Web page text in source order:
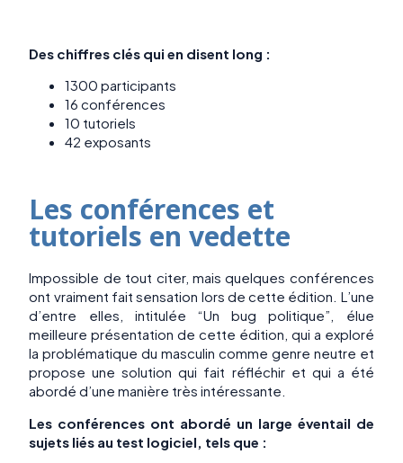
Des chiffres clés qui en disent long :
1300 participants
16 conférences
10 tutoriels
42 exposants
Les conférences et
tutoriels en vedette
Impossible de tout citer, mais quelques conférences
ont vraiment fait sensation lors de cette édition. L’une
d’entre elles, intitulée “Un bug politique”, élue
meilleure présentation de cette édition, qui a exploré
la problématique du masculin comme genre neutre et
propose une solution qui fait réfléchir et qui a été
abordé d’une manière très intéressante.
Les conférences ont abordé un large éventail de
sujets liés au test logiciel, tels que :